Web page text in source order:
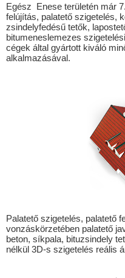
Beled
Bezenye
Bezi
Csapod
Csér
Egész Enese területén már
felújítás, palatető szigetelés,
zsindelyfedésű tetők,
bitumeneslemezes
cégek által gyártott kiváló
alkalmazásával.
Palatető szigetelés, palatető
vonzáskörzetében palatető
beton, síkpala, bituzsindely
nélkül 3D-s szigetelés reális